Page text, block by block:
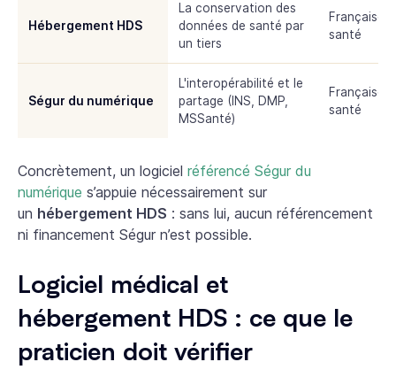
Hébergement HDS
La conservation des
données de santé par
un tiers
Française,
santé
Ségur du numérique
L'interopérabilité et le
partage (INS, DMP,
MSSanté)
Française,
santé
Concrètement, un logiciel référencé Ségur du
numérique s’appuie nécessairement sur
un hébergement HDS : sans lui, aucun référencement
ni financement Ségur n’est possible.
Logiciel médical et
hébergement HDS : ce que le
praticien doit vérifier